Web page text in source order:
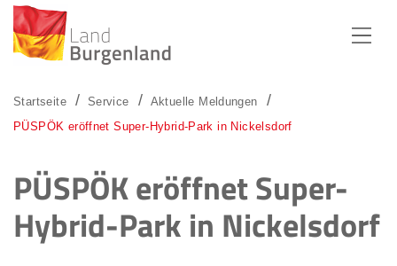
Startseite Service
Aktuelle Meldungen
PÜSPÖK eröffnet Super-Hybrid-Park in Nickelsdorf
PÜSPÖK eröffnet Super-
Hybrid-Park in Nickelsdorf